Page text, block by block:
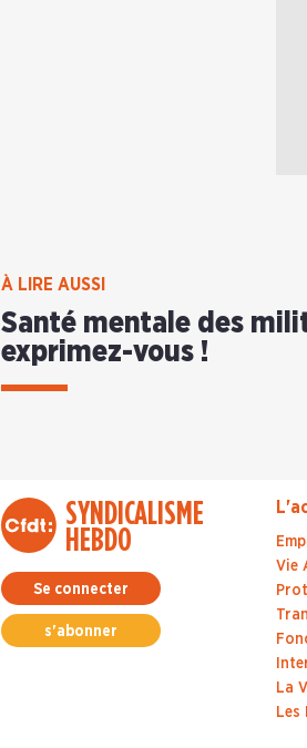
À LIRE AUSSI
Santé mentale des
exprimez-vous !
SYNDICALISME
HEBDO
Se connecter
s'abonner
Vie
La
Les